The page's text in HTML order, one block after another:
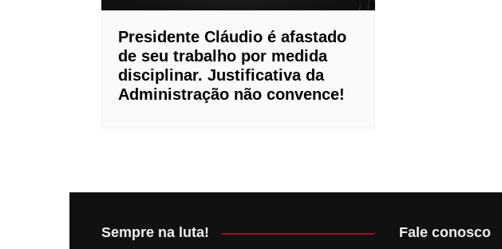
Presidente Cláudio é afastado
de seu trabalho por medida
disciplinar. Justificativa da
Administração não convence!
Sempre na luta! Fale conosco